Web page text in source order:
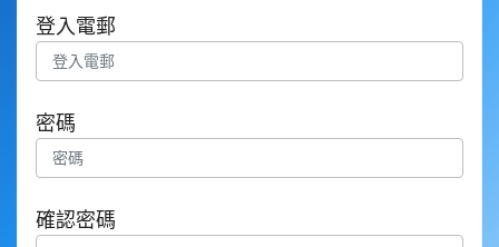
登入電郵
密碼
確認密碼